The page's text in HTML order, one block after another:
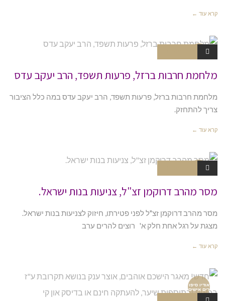
קרא עוד ←
מלחמת חרבות ברזל, פרעות תשפד, הרב יעקב עדס
מלחמת חרבות ברזל, פרעות תשפד, הרב יעקב עדס במה כלל הציבור
צריך להתחזק.
קרא עוד ←
מסר מהרב דרוקמן זצ"ל, צניעות בנות ישראל.
מסר מהרב דרוקמן זצ"ל לפני פטירתו, חיזוק לצניעות בנות ישראל.
מצגת על רגל אחת חלק א' רוצים להרים ערב
קרא עוד ←
אודיו סיפו
רים אישים